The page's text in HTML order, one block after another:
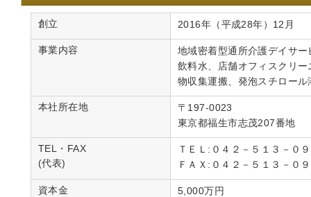
創立 2016年（平成28年）12月
事業内容
地域密着型通所介護デイサ
飲料水、店舗オフィスクリ
物収集運搬、発泡スチロール
本社所在地
〒197-0023
東京都福生市志茂207番地
TEL・FAX
(代表)
ＴＥＬ:０４２－５１３－０
ＦＡＸ:０４２－５１３－０
資本金 5,000万円